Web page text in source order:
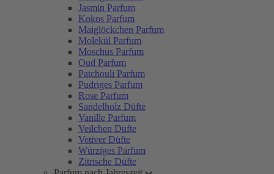
Jasmin Parfum
Kokos Parfum
Maiglöckchen Parfum
Molekül Parfum
Moschus Parfum
Oud Parfum
Patchouli Parfum
Pudriges Parfum
Rose Parfum
Sandelholz Düfte
Vanille Parfum
Veilchen Düfte
Vetiver Düfte
Würziges Parfum
Zitrische Düfte